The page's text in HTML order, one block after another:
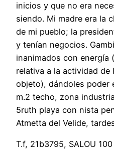
inicios y que no era
siendo. Mi madre era la
de mi pueblo; la
y tenían negocios.
inanimados con energía
relativa a la actividad de
objeto), dándoles poder
m.2 techo, zona
5ruth playa con nista
Atmetta del Velide,
T.f, 21b3795, SALOU